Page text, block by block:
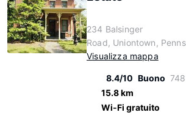
234 Balsinger
Road, Uniontown,
Visualizza mappa
8.4/10 Buono
15.8 km
Wi-Fi gratuito